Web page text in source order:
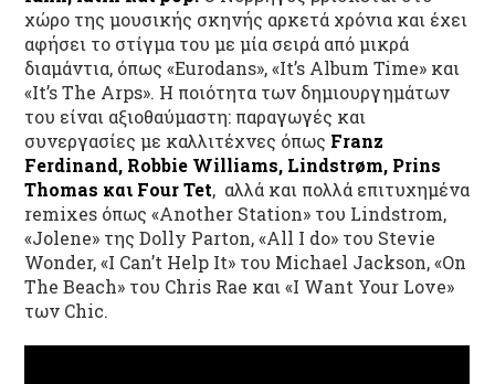
χώρο της μουσικής σκηνής αρκετά χρόνια και έχει
αφήσει το στίγμα του με μία σειρά από μικρά
διαμάντια, όπως «Eurodans», «It’s Album Time» και
«It’s The Arps». Η ποιότητα των δημιουργημάτων
του είναι αξιοθαύμαστη: παραγωγές και
συνεργασίες με καλλιτέχνες όπως Franz
Ferdinand, Robbie Williams, Lindstrøm, Prins
Thomas και Four Tet, αλλά και πολλά επιτυχημένα
remixes όπως «Another Station» του Lindstrom,
«Jolene» της Dolly Parton, «All I do» του Stevie
Wonder, «I Can’t Help It» του Michael Jackson, «On
The Beach» του Chris Rae και «I Want Your Love»
των Chic.